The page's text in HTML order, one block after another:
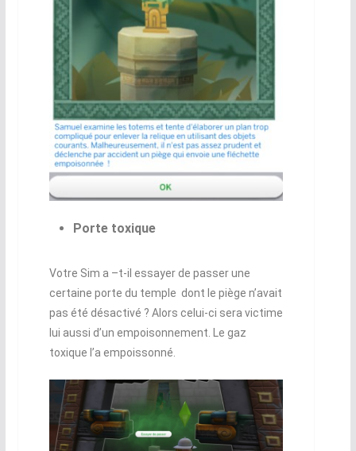
Porte toxique
Votre Sim a –t-il essayer de passer une
certaine porte du temple dont le piège n’avait
pas été désactivé ? Alors celui-ci sera victime
lui aussi d’un empoisonnement. Le gaz
toxique l’a empoissonné.